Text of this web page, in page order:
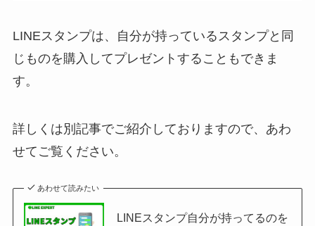
LINEスタンプは、自分が持っているスタンプと同
じものを購入してプレゼントすることもできま
す。
詳しくは別記事でご紹介しておりますので、あわ
せてご覧ください。
あわせて読みたい
LINEスタンプ自分が持ってるのを